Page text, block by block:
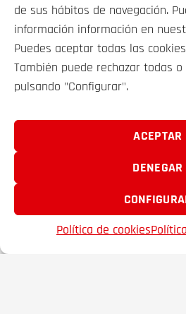
de sus hábitos de navegación.
información información en
Puedes aceptar todas las
También puede rechazar todas
pulsando "Configurar".
ACEPTAR
DENEGAR
Política de cookies
EMAIL TELÉFONO
VEHÍCULOS
CONTACTO
FRAMACAR 2000